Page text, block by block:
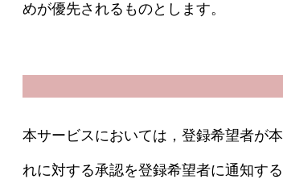
めが優先されるものとします。
本サービスにおいては，登録希望者が
れに対する承認を登録希望者に通知す